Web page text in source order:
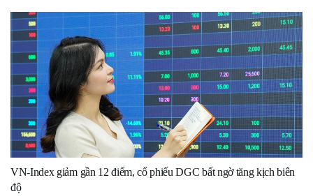
VN-Index giảm gần 12 điểm, cổ phiếu DGC bất ngờ tăng kịch biên
độ